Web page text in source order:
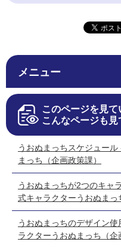
メニュー
このページを見て
こんなページも見
うおぬまっちスケジュー
まっち（企画政策課）
うおぬまっちが2つのキャ
式キャラクターうおぬまっ
うおぬまっちのデザイン
ラクターうおぬまっち（企